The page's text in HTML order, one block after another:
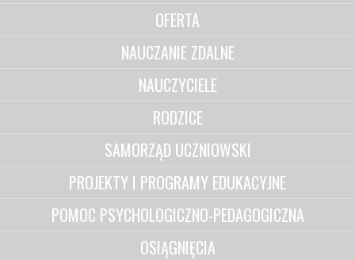
OFERTA
NAUCZANIE ZDALNE
NAUCZYCIELE
RODZICE
SAMORZĄD UCZNIOWSKI
PROJEKTY I PROGRAMY EDUKACYJNE
POMOC PSYCHOLOGICZNO-PEDAGOGICZNA
OSIĄGNIĘCIA